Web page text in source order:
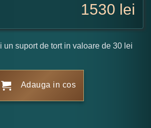
1530 lei
un suport de tort in valoare de 30 lei
Adauga in cos